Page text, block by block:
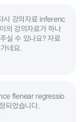
시 강의자료 inferenc
의 강의자료가 하나
실 수 있나요? 자료
네요.
flenear regressio
되었습니다.